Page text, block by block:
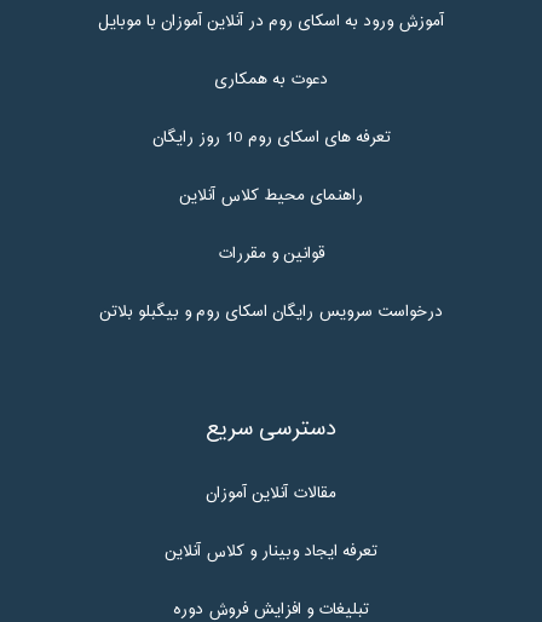
آموزش ورود به اسکای روم در آنلاین آموزان با موبایل
دعوت به همکاری
تعرفه های اسکای روم 10 روز رایگان
راهنمای محیط کلاس آنلاین
قوانین و مقررات
درخواست سرویس رایگان اسکای روم و بیگبلو بلاتن
دسترسی سریع
مقالات آنلاین آموزان
تعرفه ایجاد وبینار و کلاس آنلاین
تبلیغات و افزایش فروش دوره